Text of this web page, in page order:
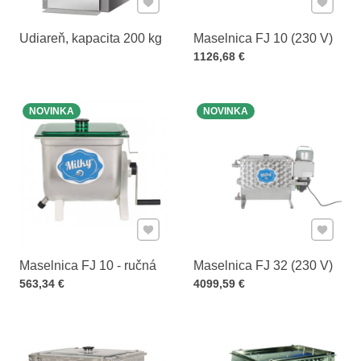
Udiareň, kapacita 200 kg Maselnica FJ 10 (230 V)
Cena s DPH
1126,68 €
Maselnica FJ 10 - ručná
Cena s DPH
563,34 €
NOVINKA
Pridať k Obľúbeným
Maselnica FJ 32 (230 V)
Cena s DPH
4099,59 €
NOVINKA
Pridať